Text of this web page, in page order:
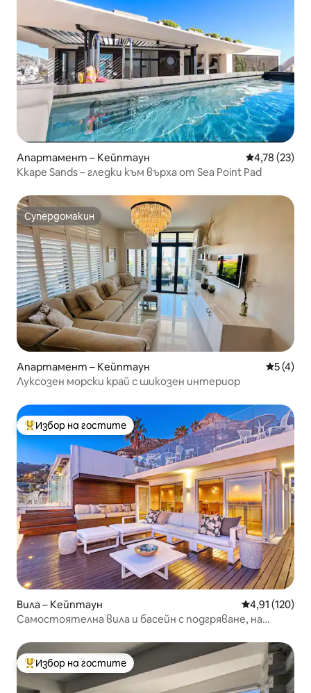
Апартамент – Кейптаун Средна
4,78 (23)
Kkape Sands – гледки към върха от Sea Point Pad
Супердомакин
Супердомакин
Апартамент – Кейптаун Средна
5 (4)
Луксозен морски край с шикозен интериор
Най-популярен избор на гостите
Избор на гостите
Вила – Кейптаун Средна
4,91 (120)
Самостоятелна вила и басейн с подгряване, на
Най-популярен избор на гостите
Избор на гостите